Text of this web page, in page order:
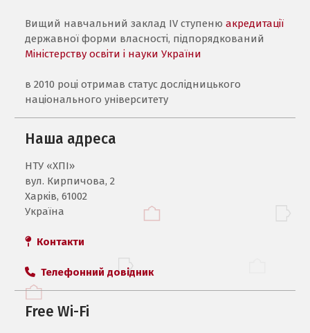
Вищий навчальний заклад IV ступенюакредитації
державної форми власності, підпорядкований
Міністерству освіти і науки України
в 2010 році отримав статус дослідницького
національного університету
Наша адреса
НТУ «ХПI»
вул. Кирпичова, 2
Харків, 61002
Україна
Контакти
Телефонний довідник
Free Wi-Fi